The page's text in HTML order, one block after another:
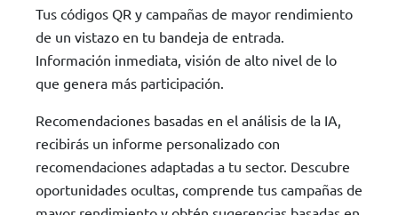
Tus códigos QR y campañas de mayor rendimiento
de un vistazo en tu bandeja de entrada.
Información inmediata, visión de alto nivel de lo
que genera más participación.
Recomendaciones basadas en el análisis de la IA,
recibirás un informe personalizado con
recomendaciones adaptadas a tu sector. Descubre
oportunidades ocultas, comprende tus campañas de